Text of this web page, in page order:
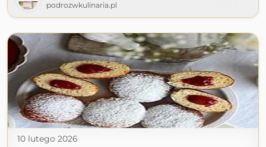
podrozwkulinaria.pl
10 lutego 2026